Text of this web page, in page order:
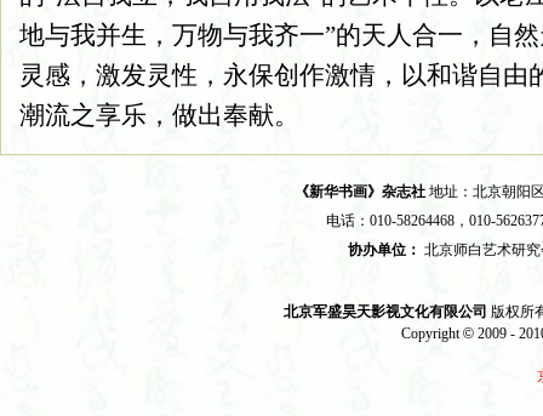
地与我并生，万物与我齐一”的天人合一，自
灵感，激发灵性，永保创作激情，以和谐自由
潮流之享乐，做出奉献。
《新华书画》杂志社 地址：北京朝阳
电话：010-58264468，010-
协办单位： 北京师白艺术研
北京军盛昊天影视文化有限公司 版权所
Copyright© 2009 -